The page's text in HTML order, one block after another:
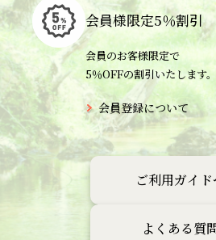
会員様限定5％割引
会員のお客様限定で
5％OFFの割引いたします
会員登録について
ご利用ガイド
よくある質